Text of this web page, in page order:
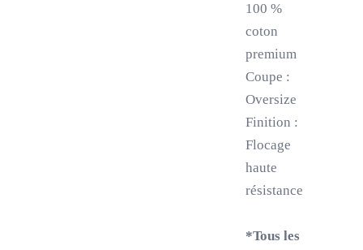
100 %
coton
premium
Coupe :
Oversize
Finition :
Flocage
haute
résistance
*Tous les